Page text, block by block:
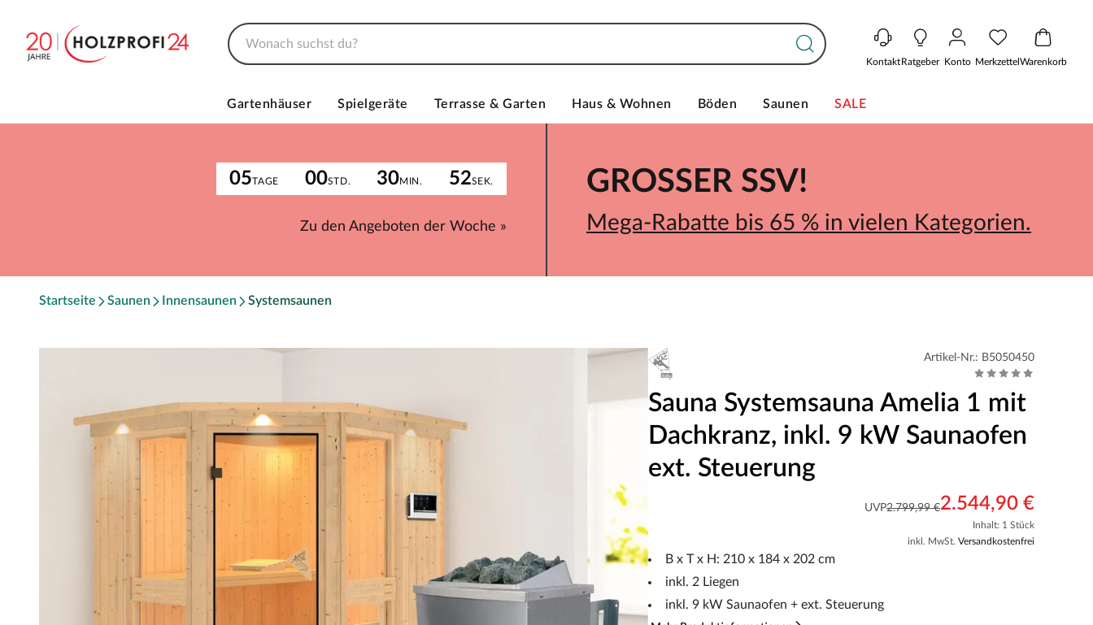
KontaktRatgeber Konto MerkzettelWarenkorb
Gartenhäuser Spielgeräte Terrasse & Garten Haus & Wohnen Böden Saunen SALE
05TAGE 00STD. 30MIN. 52SEK.
Zu den Angeboten der Woche »
GROSSER SSV!
Mega-Rabatte bis 65 % in vielen Kategorien.
Startseite Saunen Innensaunen Systemsaunen
Artikel-Nr.: B5050450
Sauna Systemsauna Amelia 1 mit
Dachkranz, inkl. 9 kW Saunaofen
ext. Steuerung
UVP2.799,99 €2.544,90 €
Inhalt: 1 Stück
inkl. MwSt. Versandkostenfrei
B x T x H: 210 x 184 x 202 cm
inkl. 2 Liegen
inkl. 9 kW Saunaofen + ext. Steuerung